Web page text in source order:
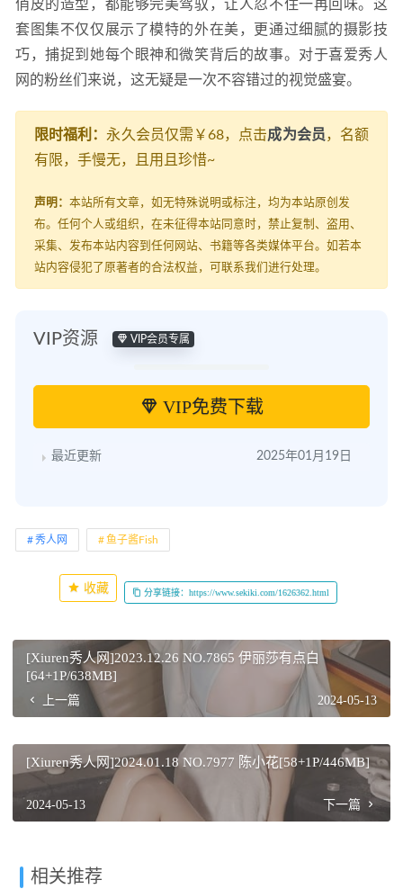
俏皮的造型，都能够完美驾驭，让人忍不住一再回味。这
套图集不仅仅展示了模特的外在美，更通过细腻的摄影技
巧，捕捉到她每个眼神和微笑背后的故事。对于喜爱秀人
网的粉丝们来说，这无疑是一次不容错过的视觉盛宴。
限时福利： 永久会员仅需￥68，点击成为会员，名额
有限，手慢无，且用且珍惜~
声明： 本站所有文章，如无特殊说明或标注，均为本站原创发
布。任何个人或组织，在未征得本站同意时，禁止复制、盗用、
采集、发布本站内容到任何网站、书籍等各类媒体平台。如若本
站内容侵犯了原著者的合法权益，可联系我们进行处理。
VIP资源 VIP会员专属
VIP免费下载
最近更新 2025年01月19日
秀人网 鱼子酱Fish
收藏 分享链接：https://www.sekiki.com/1626362.html
[Xiuren秀人网]2023.12.26 NO.7865 伊丽莎有点白
[64+1P/638MB]
上一篇 2024-05-13
[Xiuren秀人网]2024.01.18 NO.7977 陈小花[58+1P/446MB]
2024-05-13 下一篇
相关推荐